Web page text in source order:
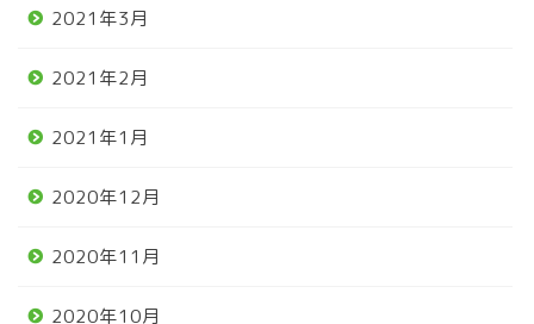
2021年3月
2021年2月
2021年1月
2020年12月
2020年11月
2020年10月